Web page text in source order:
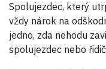
Spolujezdec, který
vždy nárok na
jedno, zda nehodu
spolujezdec nebo